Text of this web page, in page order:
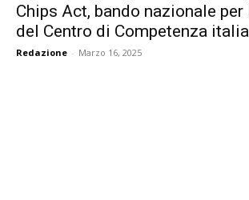
Chips Act, bando nazionale
del Centro di Competenza
Redazione - Marzo 16, 2025